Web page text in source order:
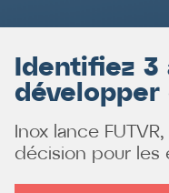
Identifiez 3
développer
Inox lance
décision pour les